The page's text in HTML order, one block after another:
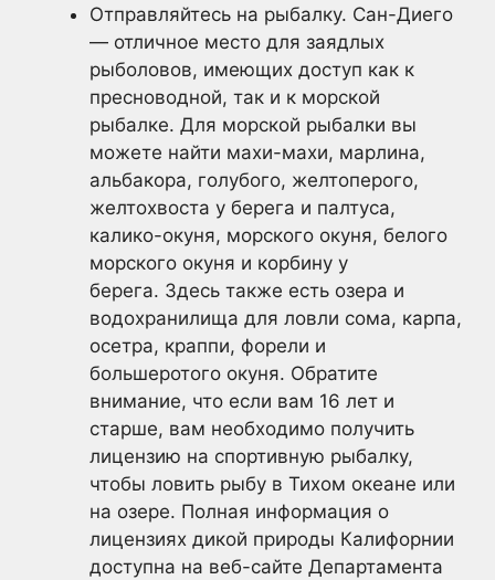
Отправляйтесь на рыбалку. Сан-Диего
— отличное место для заядлых
рыболовов, имеющих доступ как к
пресноводной, так и к морской
рыбалке. Для морской рыбалки вы
можете найти махи-махи, марлина,
альбакора, голубого, желтоперого,
желтохвоста у берега и палтуса,
калико-окуня, морского окуня, белого
морского окуня и корбину у
берега. Здесь также есть озера и
водохранилища для ловли сома, карпа,
осетра, краппи, форели и
большеротого окуня. Обратите
внимание, что если вам 16 лет и
старше, вам необходимо получить
лицензию на спортивную рыбалку,
чтобы ловить рыбу в Тихом океане или
на озере. Полная информация о
лицензиях дикой природы Калифорнии
доступна на веб-сайте Департамента